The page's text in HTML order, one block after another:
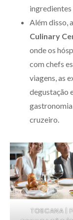
ingredientes
Além disso,
Culinary
onde os
com chefs
viagens, as
degustação
gastronomia
cruzeiro.
TOSCANA |